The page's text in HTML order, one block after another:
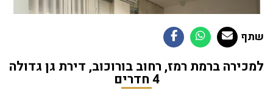
למכירה ברמת רמז, רחוב בורוכוב, דירת גן גדולה
4 חדרים
שתף